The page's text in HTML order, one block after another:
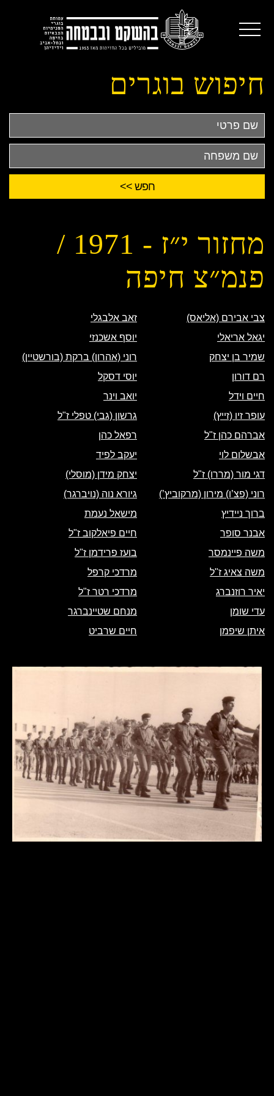
חיפוש בוגרים
שם
פרטי
שם
משפחה
מחזור י״ז - 1971 /
פנמ״צ חיפה
צבי אבירם (אליאס)
זאב אלבגלי
יגאל אריאלי
יוסף אשכנזי
שמיר בן יצחק
רוני (אהרון) ברקת (בורשטיין)
רם דורון
יוסי דסקל
חיים וידל
יואב וינר
עופר זיו (זייץ)
גרשון (גבי) טפלי ז"ל
אברהם כהן ז"ל
רפאל כהן
אבשלום לוי
יעקב לפיד
דגי מור (מררו) ז"ל
יצחק מידן (מוסלי)
רוני (פצ’ו) מירון (מרקוביץ’)
גיורא נוה (נויברגר)
ברוך ניידיץ
מישאל נעמת
אבנר סופר
חיים פיאלקוב ז"ל
משה פיינמסר
בועז פרידמן ז"ל
משה צאיג ז"ל
מרדכי קרפל
יאיר רוזנברג
מרדכי רטר ז"ל
עדי שומן
מנחם שטיינברגר
איתן שיפמן
חיים שרביט